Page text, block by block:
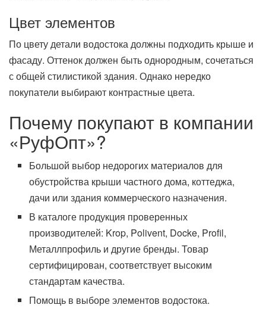
Цвет элементов
По цвету детали водостока должны подходить крыше и
фасаду. Оттенок должен быть однородным, сочетаться
с общей стилистикой здания. Однако нередко
покупатели выбирают контрастные цвета.
Почему покупают в компании
«РуфОпт»?
Большой выбор недорогих материалов для
обустройства крыши частного дома, коттеджа,
дачи или здания коммерческого назначения.
В каталоге продукция проверенных
производителей: Krop, Polivent, Docke, Profil,
Металлпрофиль и другие бренды. Товар
сертифицирован, соответствует высоким
стандартам качества.
Помощь в выборе элементов водостока.